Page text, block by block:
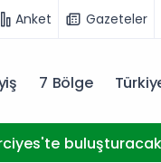
Anket Gazeteler
7 Bölge
buluşturacak